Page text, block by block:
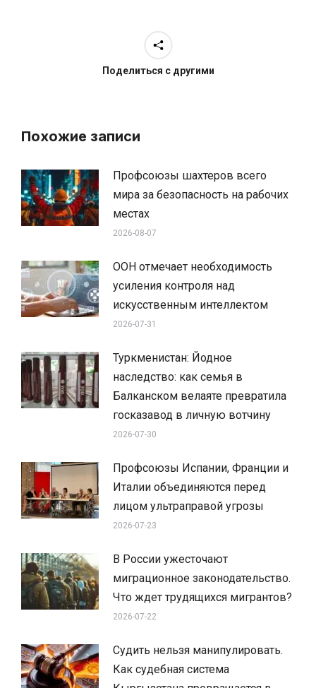
Поделиться с другими
Похожие записи
Профсоюзы шахтеров всего
мира за безопасность на рабочих
местах
2026-08-07
ООН отмечает необходимость
усиления контроля над
искусственным интеллектом
2026-07-31
Туркменистан: Йодное
наследство: как семья в
Балканском велаяте превратила
госказавод в личную вотчину
2026-07-30
Профсоюзы Испании, Франции и
Италии объединяются перед
лицом ультраправой угрозы
2026-07-23
В России ужесточают
миграционное законодательство.
Что ждет трудящихся мигрантов?
2026-07-22
Судить нельзя манипулировать.
Как судебная система